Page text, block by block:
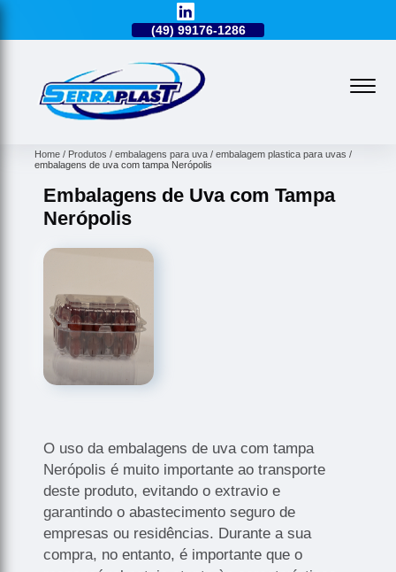
(49) 99176-1286
Home Produtos embalagens para uva
embalagem plastica para uvas
embalagens de uva com tampa Nerópolis
Embalagens de Uva com Tampa
Nerópolis
O uso da embalagens de uva com tampa
Nerópolis é muito importante ao transporte
deste produto, evitando o extravio e
garantindo o abastecimento seguro de
empresas ou residências. Durante a sua
compra, no entanto, é importante que o